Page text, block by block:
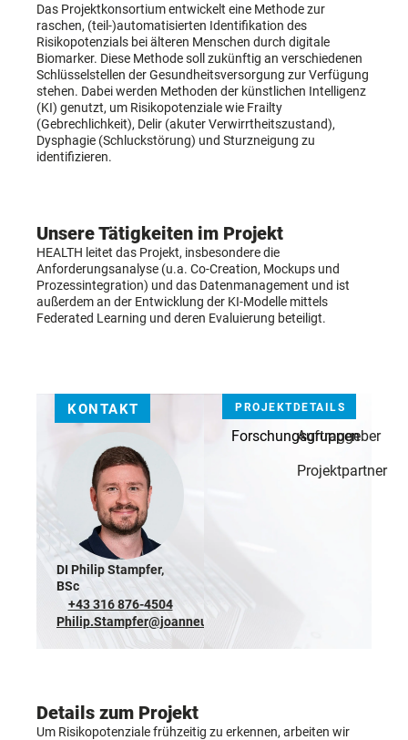
Das Projektkonsortium entwickelt eine Methode zur
raschen, (teil-)automatisierten Identifikation des
Risikopotenzials bei älteren Menschen durch digitale
Biomarker. Diese Methode soll zukünftig an verschiedenen
Schlüsselstellen der Gesundheitsversorgung zur Verfügung
stehen. Dabei werden Methoden der künstlichen Intelligenz
(KI) genutzt, um Risikopotenziale wie Frailty
(Gebrechlichkeit), Delir (akuter Verwirrtheitszustand),
Dysphagie (Schluckstörung) und Sturzneigung zu
identifizieren.
Unsere Tätigkeiten im Projekt
HEALTH leitet das Projekt, insbesondere die
Anforderungsanalyse (u.a. Co-Creation, Mockups und
Prozessintegration) und das Datenmanagement und ist
außerdem an der Entwicklung der KI-Modelle mittels
Federated Learning und deren Evaluierung beteiligt.
KONTAKT
DI Philip Stampfer,
BSc
+43 316 876-4504
Philip.Stampfer@joanneum.at
PROJEKTDETAILS
Forschungsgruppen
Auftraggeber
Projektpartner
Details zum Projekt
Um Risikopotenziale frühzeitig zu erkennen, arbeiten wir